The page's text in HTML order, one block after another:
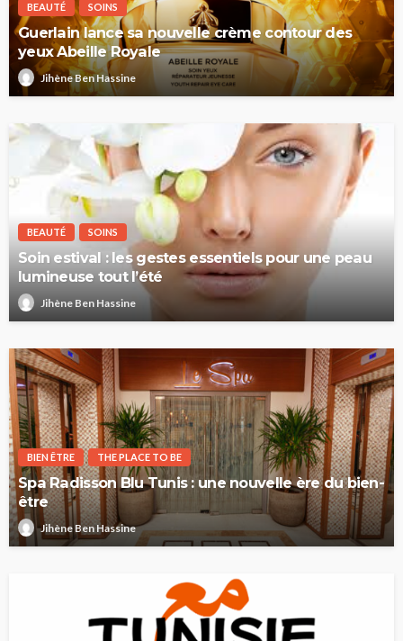
BEAUTÉ SOINS
Guerlain lance sa nouvelle crème contour des
yeux Abeille Royale
Jihène Ben Hassine
BEAUTÉ SOINS
Soin estival : les gestes essentiels pour une peau
lumineuse tout l’été
Jihène Ben Hassine
BIEN ÊTRE THE PLACE TO BE
Spa Radisson Blu Tunis : une nouvelle ère du bien-
être
Jihène Ben Hassine